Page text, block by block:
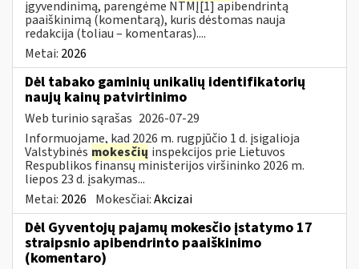
įgyvendinimą, parengėme NTMĮ[1] apibendrintą
paaiškinimą (komentarą), kuris dėstomas nauja
redakcija (toliau – komentaras)....
Metai: 2026
Dėl tabako gaminių unikalių identifikatorių
naujų kainų patvirtinimo
Web turinio sąrašas 2026-07-29
Informuojame, kad 2026 m. rugpjūčio 1 d. įsigalioja
Valstybinės mokesčių inspekcijos prie Lietuvos
Respublikos finansų ministerijos viršininko 2026 m.
liepos 23 d. įsakymas...
Metai: 2026 Mokesčiai:Akcizai
Dėl Gyventojų pajamų mokesčio įstatymo 17
straipsnio apibendrinto paaiškinimo
(komentaro)